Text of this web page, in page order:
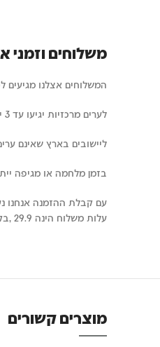
משלוחים וזמני
המשלוחים אצלנו מגיעים
לערים מרכזיות יגיעו עד 3 ימי עסקים (מיום למחרת ההזמנה יתחילו להיחשב ימי העסקים)
ליישובים בארץ שאינם ערים
בזמן מלחמה או מגיפה
עם קבלת ההזמנה אנחנו
עלות משלוח הינה 29.9 ,בקנייה מעל 199 ש"ח המשלוח עלינו!
מוצרים קשורים